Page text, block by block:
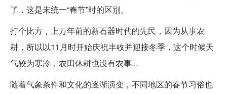
了，这是未统一“春节”时的区别。
打个比方，上万年前的新石器时代的先民，因为从事农
耕，所以以11月时开始庆祝丰收并迎接冬季，这个时候天
气较为寒冷，农田休耕也没有农事...
随着气象条件和文化的逐渐演变，不同地区的春节习俗也